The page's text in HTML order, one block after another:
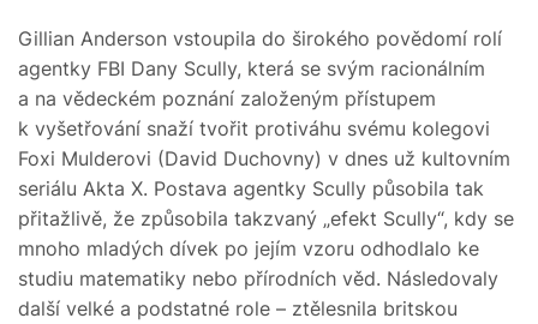
Gillian Anderson vstoupila do širokého povědomí rolí
agentky FBI Dany Scully, která se svým racionálním
a na vědeckém poznání založeným přístupem
k vyšetřování snaží tvořit protiváhu svému kolegovi
Foxi Mulderovi (David Duchovny) v dnes už kultovním
seriálu Akta X. Postava agentky Scully působila tak
přitažlivě, že způsobila takzvaný „efekt Scully“, kdy se
mnoho mladých dívek po jejím vzoru odhodlalo ke
studiu matematiky nebo přírodních věd. Následovaly
další velké a podstatné role – ztělesnila britskou